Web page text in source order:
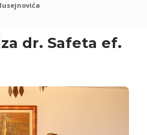
dr. Safeta ef.